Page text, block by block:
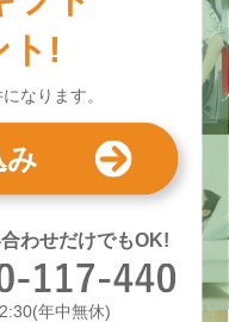
ト!
なります。
み
わせだけでもOK!
年中無休)